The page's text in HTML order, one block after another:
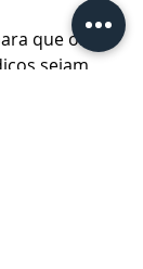
que os
sejam